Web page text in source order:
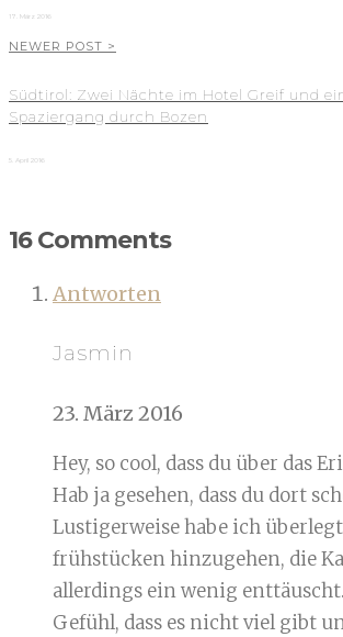
17. März 2016
NEWER POST >
Südtirol: Zwei Nächte im Hotel Greif und
Spaziergang durch Bozen
5. April 2016
16 Comments
Antworten
Jasmin
23. März 2016
Hey, so cool, dass du über das
Hab ja gesehen, dass du dort
Lustigerweise habe ich
frühstücken hinzugehen, die
allerdings ein wenig
Gefühl, dass es nicht viel gibt